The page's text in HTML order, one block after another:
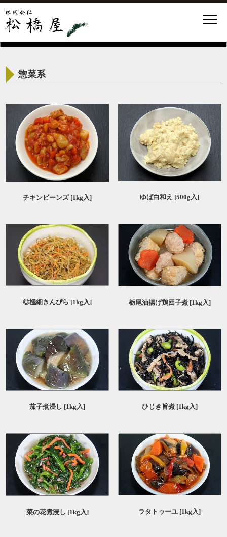
惣菜系
チキンビーンズ [1kg入] ゆば白和え [500g入]
◎極細きんぴら [1kg入] 栃尾油揚げ鶏団子煮 [1kg入]
茄子煮浸し [1kg入] ひじき旨煮 [1kg入]
菜の花煮浸し [1kg入] ラタトゥーユ [1kg入]